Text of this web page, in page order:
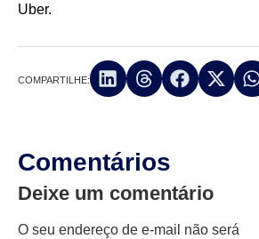
Uber.
COMPARTILHE:
Comentários
Deixe um comentário
O seu endereço de e-mail não será